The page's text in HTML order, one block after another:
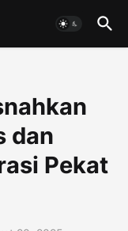
dan
Pekat